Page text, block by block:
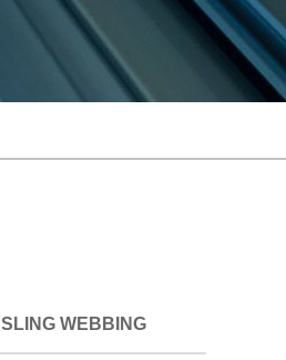
SLING WEBBING